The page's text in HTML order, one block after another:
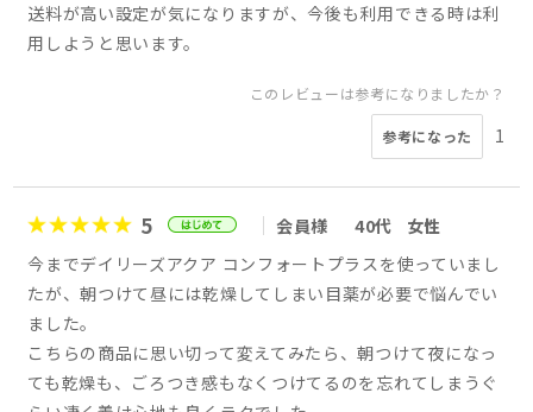
送料が高い設定が気になりますが、今後も利用できる時は利
用しようと思います。
このレビューは参考になりましたか？
参考になった 1
5 会員様 40代
女性
今までデイリーズアクア コンフォートプラスを使っていまし
たが、朝つけて昼には乾燥してしまい目薬が必要で悩んでい
ました。
こちらの商品に思い切って変えてみたら、朝つけて夜になっ
ても乾燥も、ごろつき感もなくつけてるのを忘れてしまうぐ